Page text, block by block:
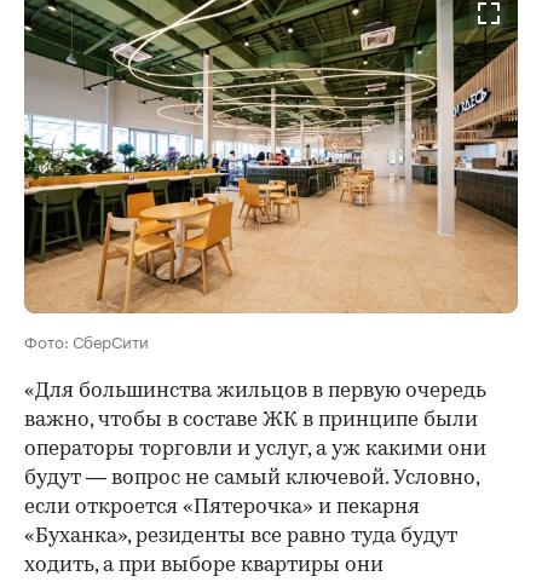
Фото: СберСити
«Для большинства жильцов в первую очередь
важно, чтобы в составе ЖК в принципе были
операторы торговли и услуг, а уж какими они
будут — вопрос не самый ключевой. Условно,
если откроется «Пятерочка» и пекарня
«Буханка», резиденты все равно туда будут
ходить, а при выборе квартиры они